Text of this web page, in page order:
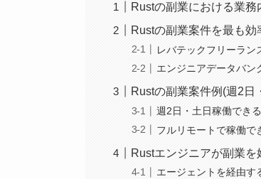
Rustの副業における業務
Rustの副業案件を最も
レバテックフリーラン
エンジニアデータバン
Rustの副業案件例(週2日
週2日・土日稼働でき
フルリモートで稼働で
Rustエンジニアが副業を
エージェントを経由す